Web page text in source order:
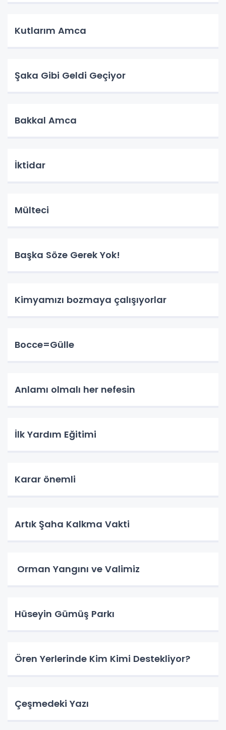
Kutlarım Amca
Şaka Gibi Geldi Geçiyor
Bakkal Amca
İktidar
Mülteci
Başka Söze Gerek Yok!
Kimyamızı bozmaya çalışıyorlar
Bocce=Gülle
Anlamı olmalı her nefesin
İlk Yardım Eğitimi
Karar önemli
Artık Şaha Kalkma Vakti
Orman Yangını ve Valimiz
Hüseyin Gümüş Parkı
Ören Yerlerinde Kim Kimi Destekliyor?
Çeşmedeki Yazı